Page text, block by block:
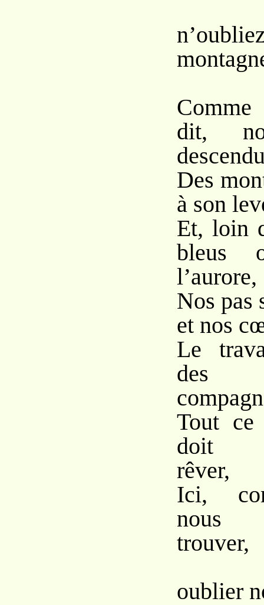
dit,
Des
à son
Et, loin
bleus
l’aurore,
Nos pas
et nos
Le
des
Tout ce
doit
rêver,
Ici,
nous
trouver,
oublier